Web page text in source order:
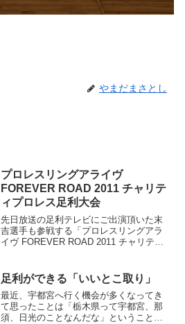
やまだまさとし
プロレスリングアライヴ
FOREVER ROAD 2011 チャリテ
ィプロレス足利大会
先日放送の足利テレビにご出演頂いた末
吉選手も参戦する「プロレスリングアラ
イヴ FOREVER ROAD 2011 チャリティ
幕とシャンデリアとプロレスリングが同
居する不...
足利ができる「いいとこ取り」
最近、宇都宮へ行く機会が多くなってき
て思ったことは「栃木県って宇都宮、那
須、日光のことなんだな」ということ。